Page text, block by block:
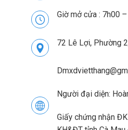
Giờ mở cửa : 7h00
72 Lê Lợi, Phường
Người đại diện:
Giấy chứng nhận